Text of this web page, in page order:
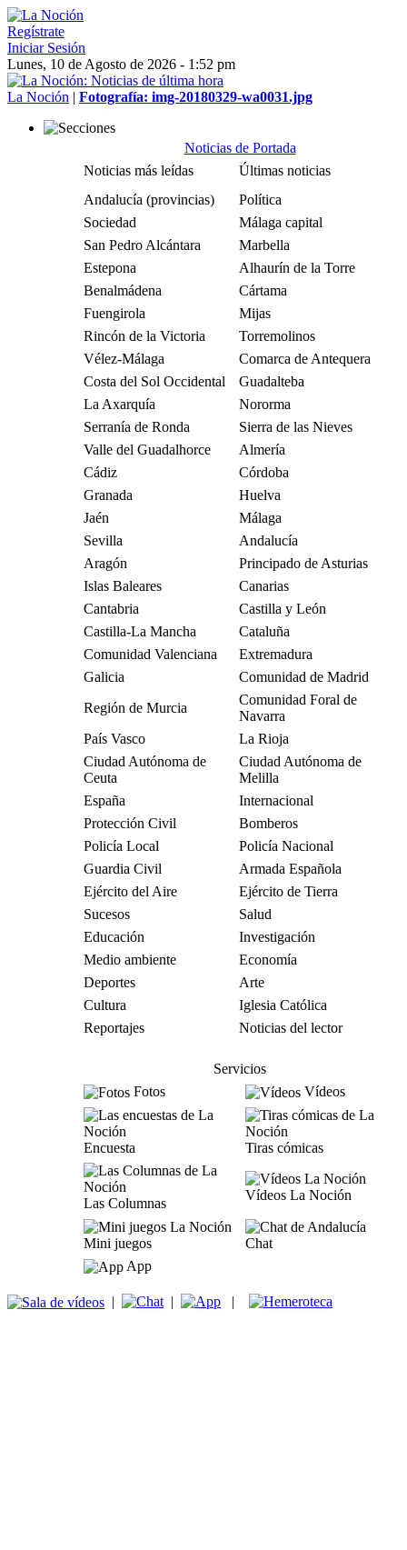
Regístrate
Iniciar Sesión
Lunes, 10 de Agosto de 2026 - 1:52 pm
La Noción | Fotografía: img-20180329-wa0031.jpg
Noticias de Portada
Noticias más leídas
Últimas noticias
Andalucía (provincias)
Política
Sociedad
Málaga capital
San Pedro Alcántara
Marbella
Estepona
Alhaurín de la Torre
Benalmádena
Cártama
Fuengirola
Mijas
Rincón de la Victoria
Torremolinos
Vélez-Málaga
Comarca de Antequera
Costa del Sol Occidental
Guadalteba
La Axarquía
Nororma
Serranía de Ronda
Sierra de las Nieves
Valle del Guadalhorce
Almería
Cádiz
Córdoba
Granada
Huelva
Jaén
Málaga
Sevilla
Andalucía
Aragón
Principado de Asturias
Islas Baleares
Canarias
Cantabria
Castilla y León
Castilla-La Mancha
Cataluña
Comunidad Valenciana
Extremadura
Galicia
Comunidad de Madrid
Región de Murcia
Comunidad Foral de
Navarra
País Vasco
La Rioja
Ciudad Autónoma de
Ceuta
Ciudad Autónoma de
Melilla
España
Internacional
Protección Civil
Bomberos
Policía Local
Policía Nacional
Guardia Civil
Armada Española
Ejército del Aire
Ejército de Tierra
Sucesos
Salud
Educación
Investigación
Medio ambiente
Economía
Deportes
Arte
Cultura
Iglesia Católica
Reportajes
Noticias del lector
Servicios
Fotos
Vídeos
Encuesta Tiras cómicas
Las Columnas
Vídeos La Noción
Mini juegos
Chat
App
| | |